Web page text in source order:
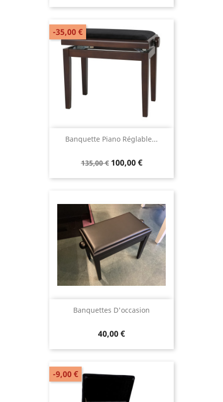
Banquette Piano Réglable...
135,00 € 100,00 €
-35,00 €
Banquettes D'occasion
40,00 €
-9,00 €